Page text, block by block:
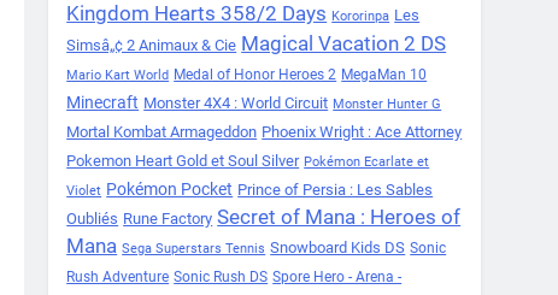
Kingdom Hearts 358/2 Days Kororinpa Les
Simsâ„¢ 2 Animaux & Cie Magical Vacation 2 DS
Mario Kart World Medal of Honor Heroes 2 MegaMan 10
Minecraft Monster 4X4 : World Circuit Monster Hunter G
Mortal Kombat Armageddon Phoenix Wright : Ace Attorney
Pokemon Heart Gold et Soul Silver Pokémon Ecarlate et
Violet Pokémon Pocket Prince of Persia : Les Sables
Oubliés Rune Factory Secret of Mana : Heroes of
Mana Sega Superstars Tennis Snowboard Kids DS Sonic
Rush Adventure Sonic Rush DS Spore Hero - Arena -